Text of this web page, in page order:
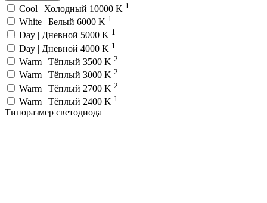
Cool | Холодный 10000 K 1
White | Белый 6000 K 1
Day | Дневной 5000 K 1
Day | Дневной 4000 K 1
Warm | Тёплый 3500 K 2
Warm | Тёплый 3000 K 2
Warm | Тёплый 2700 K 2
Warm | Тёплый 2400 K 1
Типоразмер светодиода